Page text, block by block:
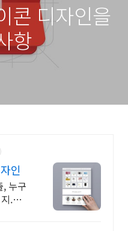
콘 디자인을
항
인
, 누구
.